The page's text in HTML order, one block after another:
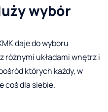
wybór
daje do wyboru
różnymi układami wnętrz i
których każdy, w
coś dla siebie.